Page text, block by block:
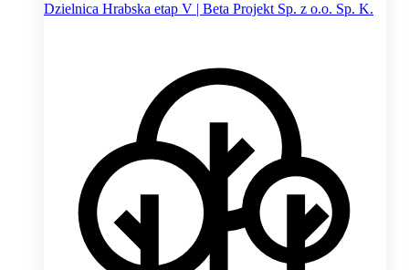
Dzielnica Hrabska etap V | Beta Projekt Sp. z o.o. Sp. K.